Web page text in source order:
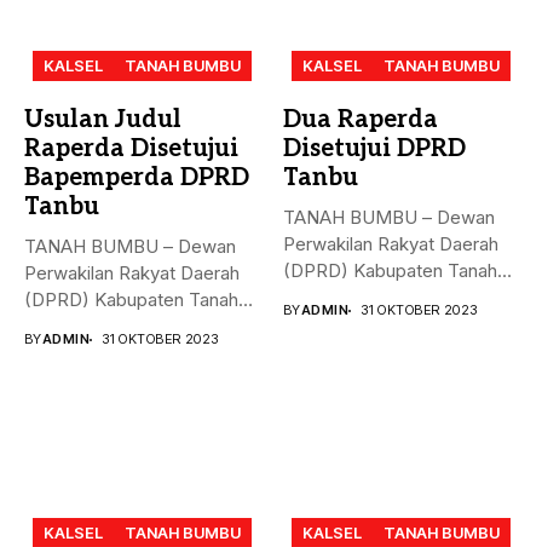
KALSEL TANAH BUMBU
Usulan Judul
Raperda Disetujui
Bapemperda DPRD
Tanbu
TANAH BUMBU – Dewan
Perwakilan Rakyat Daerah
(DPRD) Kabupaten Tanah
BYADMIN 31 OKTOBER 2023
KALSEL TANAH BUMBU
Dua Raperda
Disetujui DPRD
Tanbu
TANAH BUMBU – Dewan
Perwakilan Rakyat Daerah
(DPRD) Kabupaten Tanah
BYADMIN 31 OKTOBER 2023
KALSEL TANAH BUMBU KALSEL TANAH BUMBU